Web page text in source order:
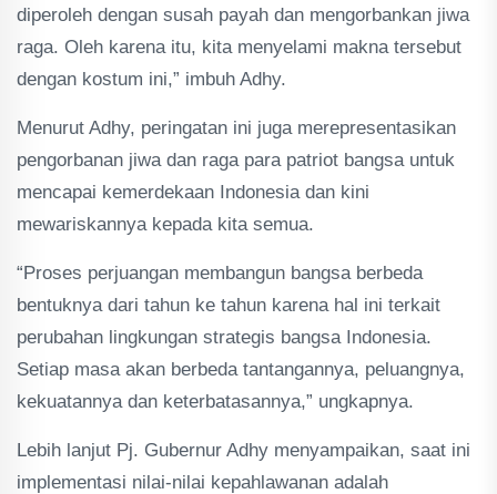
diperoleh dengan susah payah dan mengorbankan jiwa
raga. Oleh karena itu, kita menyelami makna tersebut
dengan kostum ini,” imbuh Adhy.
Menurut Adhy, peringatan ini juga merepresentasikan
pengorbanan jiwa dan raga para patriot bangsa untuk
mencapai kemerdekaan Indonesia dan kini
mewariskannya kepada kita semua.
“Proses perjuangan membangun bangsa berbeda
bentuknya dari tahun ke tahun karena hal ini terkait
perubahan lingkungan strategis bangsa Indonesia.
Setiap masa akan berbeda tantangannya, peluangnya,
kekuatannya dan keterbatasannya,” ungkapnya.
Lebih lanjut Pj. Gubernur Adhy menyampaikan, saat ini
implementasi nilai-nilai kepahlawanan adalah